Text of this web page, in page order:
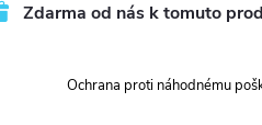
Zdarma od nás k tomuto
Ochrana proti náhodnému